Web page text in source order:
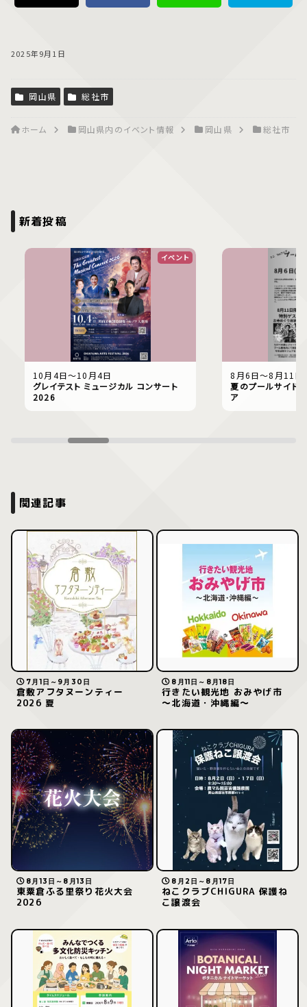
2025年9月1日
岡山県 総社市
ホーム 岡山県内のイベント情報 岡山県 総社市
新着投稿
イベント
10月4日〜10月4日
グレイテスト ミュージカル コンサート
2026
8月6日〜8月11日
夏のプールサイド
ア
関連記事
7月1日～9月30日
倉敷アフタヌーンティー
2026 夏
8月11日～8月18日
行きたい観光地 おみやげ市
～北海道・沖縄編～
8月13日～8月13日
東粟倉ふる里祭り花火大会
2026
8月2日～8月17日
ねこクラブCHIGURA 保護ね
こ譲渡会